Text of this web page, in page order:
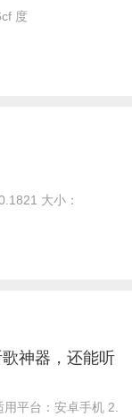
度
大小：
神器，还能听
平台：安卓手机 2.